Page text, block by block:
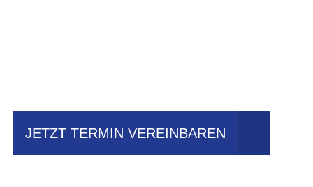
JETZT TERMIN VEREINBAREN